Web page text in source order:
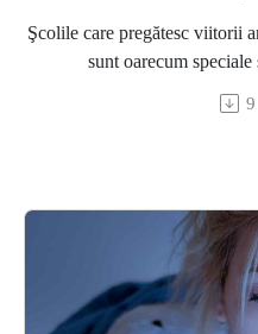
Şcolile care pregătesc viitorii
sunt oarecum
Societatea are nevoie de
mediu, aceeași stare de fapt
mai mult decât un
De aceea, școlile care
calificați sunt oarecum
9